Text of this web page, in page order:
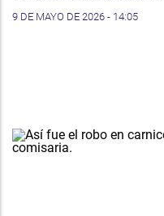
9 DE MAYO DE 2026 - 14:05